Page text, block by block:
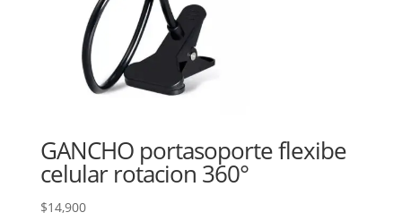
GANCHO portasoporte flexibe
celular rotacion 360°
$14,900